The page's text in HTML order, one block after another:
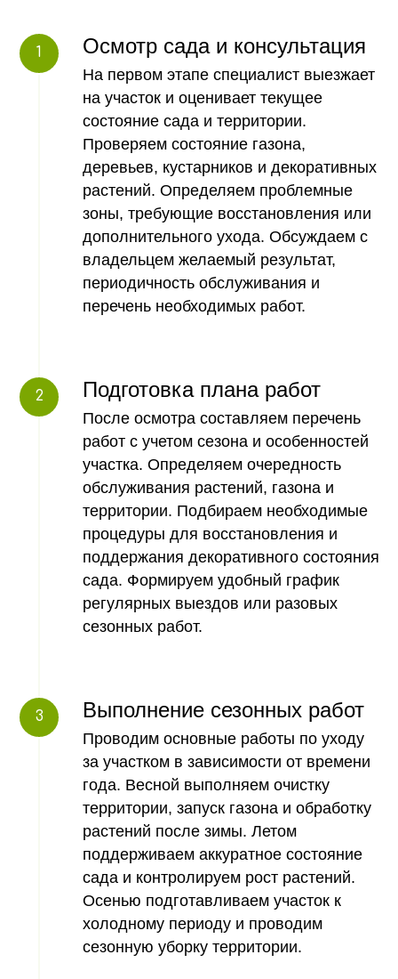
Осмотр сада и консультация
На первом этапе специалист выезжает
на участок и оценивает текущее
состояние сада и территории.
Проверяем состояние газона,
деревьев, кустарников и декоративных
растений. Определяем проблемные
зоны, требующие восстановления или
дополнительного ухода. Обсуждаем с
владельцем желаемый результат,
периодичность обслуживания и
перечень необходимых работ.
Подготовка плана работ
После осмотра составляем перечень
работ с учетом сезона и особенностей
участка. Определяем очередность
обслуживания растений, газона и
территории. Подбираем необходимые
процедуры для восстановления и
поддержания декоративного состояния
сада. Формируем удобный график
регулярных выездов или разовых
сезонных работ.
Выполнение сезонных работ
Проводим основные работы по уходу
за участком в зависимости от времени
года. Весной выполняем очистку
территории, запуск газона и обработку
растений после зимы. Летом
поддерживаем аккуратное состояние
сада и контролируем рост растений.
Осенью подготавливаем участок к
холодному периоду и проводим
сезонную уборку территории.
Нажимая на кнопку "Отправить", Вы даёте своё
согласие на обработку своих персональных
Условиями обработки
персональных данных
Отправить
Примеры наших
РУССКИЕ РОСЫ